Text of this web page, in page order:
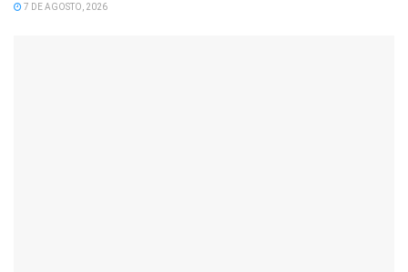
7 DE AGOSTO, 2026